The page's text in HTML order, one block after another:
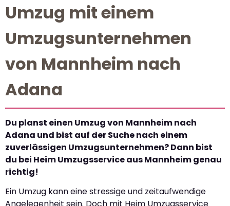
Umzug mit einem
Umzugsunternehmen
von Mannheim nach
Adana
Du planst einen Umzug von Mannheim nach
Adana und bist auf der Suche nach einem
zuverlässigen Umzugsunternehmen? Dann bist
du bei Heim Umzugsservice aus Mannheim genau
richtig!
Ein Umzug kann eine stressige und zeitaufwendige